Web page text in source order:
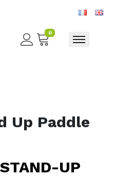
0
Toggle
Up Paddle
UP